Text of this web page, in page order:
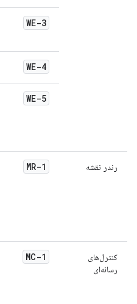
WE-3
WE-4
WE-5
رندر نقشه MR-1
کنترل‌های
رسانه‌ای
MC-1